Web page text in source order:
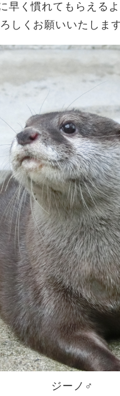
早く慣れてもらえる
しくお願いいたします
ジーノ♂